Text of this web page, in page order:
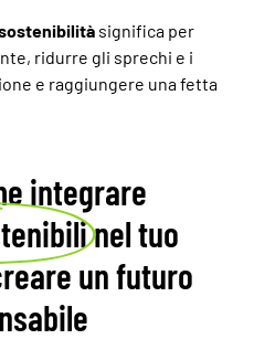
significa per
ridurre gli sprechi e i
e raggiungere una fetta
integrare
nel tuo
un futuro